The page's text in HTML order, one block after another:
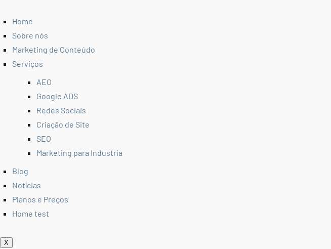
Home
Sobre nós
Marketing de Conteúdo
Serviços
AEO
Google ADS
Redes Sociais
Criação de Site
SEO
Marketing para Industria
Blog
Notícias
Planos e Preços
Home test
X